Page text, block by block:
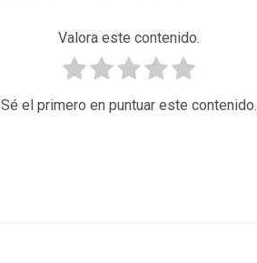
Valora este contenido.
Sé el primero en puntuar este contenido.